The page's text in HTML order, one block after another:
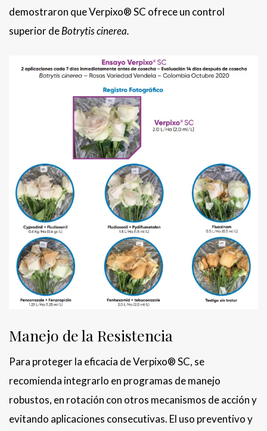
demostraron que Verpixo® SC ofrece un control
superior deBotrytis cinerea.
Manejo de la Resistencia
Para proteger la eficacia de Verpixo® SC, se
recomienda integrarlo en programas de manejo
robustos, en rotación con otros mecanismos de acción y
evitando aplicaciones consecutivas. El uso preventivo y